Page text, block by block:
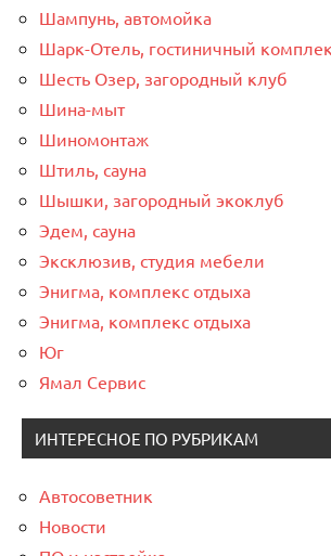
Шампунь, автомойка
Шарк-Отель, гостиничный
Шесть Озер, загородный клуб
Шина-мыт
Шиномонтаж
Штиль, сауна
Шышки, загородный экоклуб
Эдем, сауна
Эксклюзив, студия мебели
Энигма, комплекс отдыха
Энигма, комплекс отдыха
Юг
Ямал Сервис
ИНТЕРЕСНОЕ ПО РУБРИКАМ
Автосоветник
Новости